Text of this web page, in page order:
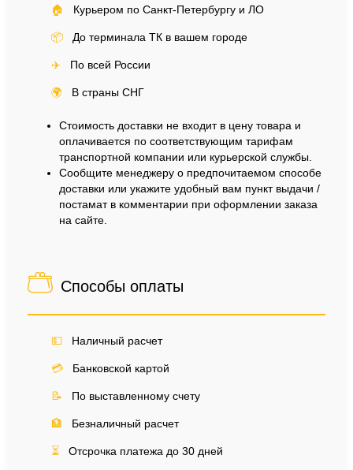
🏠 Курьером по Санкт-Петербургу и ЛО
📦 До терминала ТК в вашем городе
✈️ По всей России
🌍 В страны СНГ
Стоимость доставки не входит в цену товара и
оплачивается по соответствующим тарифам
транспортной компании или курьерской службы.
Сообщите менеджеру о предпочитаемом способе
доставки или укажите удобный вам пункт выдачи /
постамат в комментарии при оформлении заказа
на сайте.
Способы оплаты
💵 Наличный расчет
💳 Банковской картой
📝 По выставленному счету
🏦 Безналичный расчет
⏳ Отсрочка платежа до 30 дней